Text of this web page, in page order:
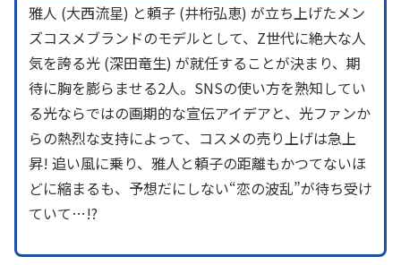
雅人 (大西流星) と頼子 (井桁弘恵) が立ち上げたメン
ズコスメブランドのモデルとして、Z世代に絶大な人
気を誇る光 (深田竜生) が就任することが決まり、期
待に胸を膨らませる2人。SNSの使い方を熟知してい
る光ならではの画期的な宣伝アイデアと、光ファンか
らの熱烈な支持によって、コスメの売り上げは急上
昇! 追い風に乗り、雅人と頼子の距離もかつてないほ
どに縮まるも、予想だにしない“恋の波乱”が待ち受け
ていて…!?